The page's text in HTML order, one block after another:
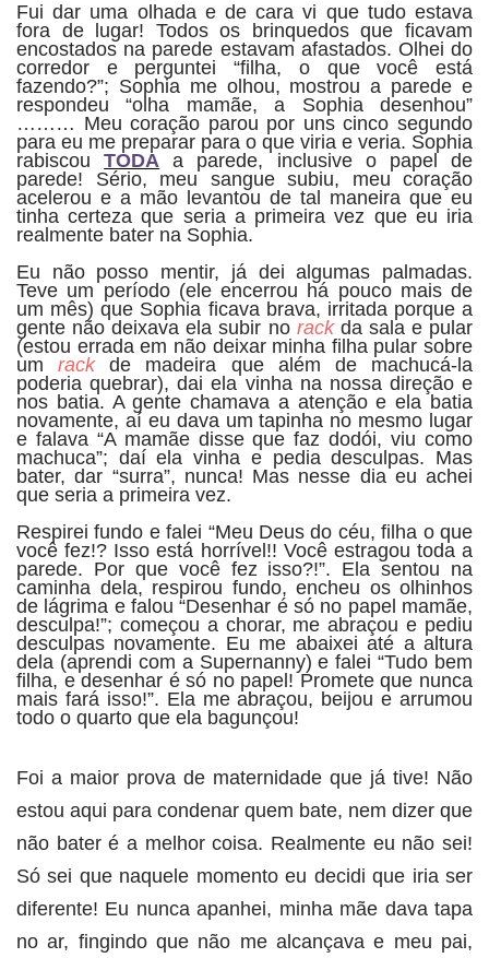
Fui dar uma olhada e de cara vi que tudo estava
fora de lugar! Todos os brinquedos que ficavam
encostados na parede estavam afastados. Olhei do
corredor e perguntei “filha, o que você está
fazendo?”; Sophia me olhou, mostrou a parede e
respondeu “olha mamãe, a Sophia desenhou”
……… Meu coração parou por uns cinco segundo
para eu me preparar para o que viria e veria. Sophia
rabiscouTODA a parede, inclusive o papel de
parede! Sério, meu sangue subiu, meu coração
acelerou e a mão levantou de tal maneira que eu
tinha certeza que seria a primeira vez que eu iria
realmente bater na Sophia.
Eu não posso mentir, já dei algumas palmadas.
Teve um período (ele encerrou há pouco mais de
um mês) que Sophia ficava brava, irritada porque a
gente não deixava ela subir no rackda sala e pular
(estou errada em não deixar minha filha pular sobre
umrackde madeira que além de machucá-la
poderia quebrar), dai ela vinha na nossa direção e
nos batia. A gente chamava a atenção e ela batia
novamente, aí eu dava um tapinha no mesmo lugar
e falava “A mamãe disse que faz dodói, viu como
machuca”; daí ela vinha e pedia desculpas. Mas
bater, dar “surra”, nunca! Mas nesse dia eu achei
que seria a primeira vez.
Respirei fundo e falei “Meu Deus do céu, filha o que
você fez!? Isso está horrível!! Você estragou toda a
parede. Por que você fez isso?!”. Ela sentou na
caminha dela, respirou fundo, encheu os olhinhos
de lágrima e falou “Desenhar é só no papel mamãe,
desculpa!”; começou a chorar, me abraçou e pediu
desculpas novamente. Eu me abaixei até a altura
dela (aprendi com a Supernanny) e falei “Tudo bem
filha, e desenhar é só no papel! Promete que nunca
mais fará isso!”. Ela me abraçou, beijou e arrumou
todo o quarto que ela bagunçou!
Foi a maior prova de maternidade que já tive! Não
estou aqui para condenar quem bate, nem dizer que
não bater é a melhor coisa. Realmente eu não sei!
Só sei que naquele momento eu decidi que iria ser
diferente! Eu nunca apanhei, minha mãe dava tapa
no ar, fingindo que não me alcançava e meu pai,